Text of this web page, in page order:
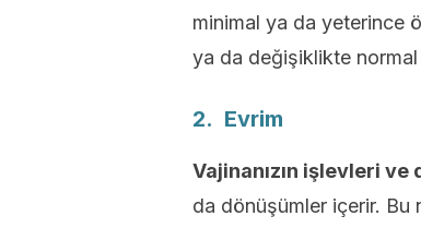
minimal ya da yeterince
ya da değişiklikte normal
2. Evrim
Vajinanızın işlevleri ve
da dönüşümler içerir. Bu